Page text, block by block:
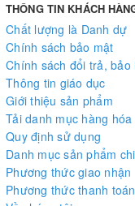
Bé học toán
Chuẩn bị cho bé vào lớp
Chuẩn bị cho bé vào lớp
Tập tô số
Tô chữ hoa
Để bé yêu có được
không nên bỏ qua
THÔNG TIN KHÁCH
Chất lượng là Danh dự
Chính sách bảo mật
Chính sách đổi trả, bảo
Thông tin giáo dục
Giới thiệu sản phẩm
Tải danh mục hàng hóa
Quy định sử dụng
Danh mục sản phẩm
Phương thức giao nhận
Phương thức thanh toán